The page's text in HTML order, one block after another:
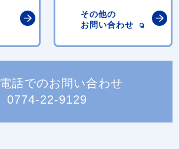
その他の
お問い合わせ
電話でのお問い合わせ
0774-22-9129